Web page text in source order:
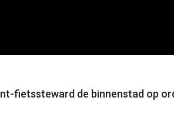
fietssteward de binnenstad op